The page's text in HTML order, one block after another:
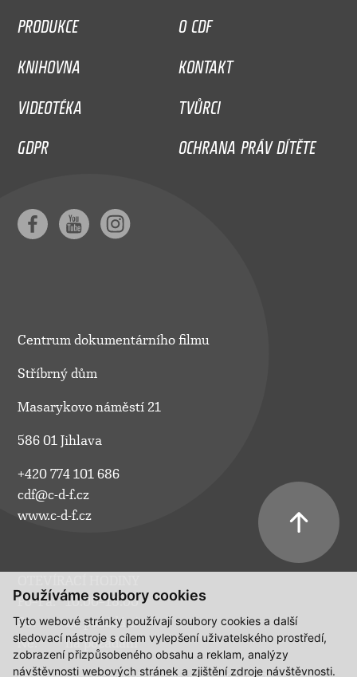
Používáme soubory cookies
Tyto webové stránky používají soubory cookies a další
sledovací nástroje s cílem vylepšení uživatelského prostředí,
zobrazení přizpůsobeného obsahu a reklam, analýzy
návštěvnosti webových stránek a zjištění zdroje návštěvnosti.
PRODUKCE
O CDF
KNIHOVNA
KONTAKT
VIDEOTÉKA
TVŮRCI
GDPR
OCHRANA PRÁV DÍTĚTE
Centrum dokumentárního filmu
Stříbrný dům
Masarykovo náměstí 21
586 01 Jihlava
+420 774 101 686
cdf@c-d-f.cz
www.c-d-f.cz
Po–Pá:
10.00–18.00
So:
na požádání
Ne:
na požádání